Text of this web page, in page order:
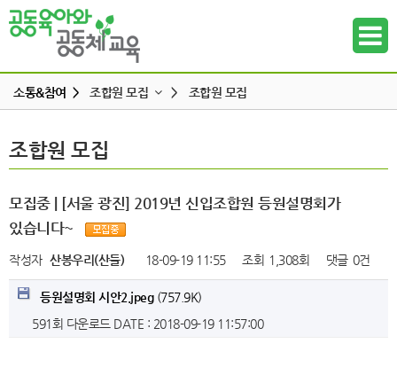
하위메뉴
하위메뉴
소통&참여 > 조합원 모집 >
공동육아 ing
터전 소식
알리고 싶어요
조합원 모집
조합원 모집
모집중 | [서울 광진] 2019년 신입조합원 등원설명회가
있습니다~
작성자 산봉우리(산들) 18-09-19 11:55 조회 1,308회 댓글 0건
등원설명회 시안2.jpeg(757.9K)
591회 다운로드 DATE : 2018-09-19 11:57:00